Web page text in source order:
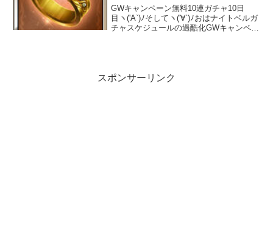
GWキャンペーン無料10連ガチャ10日
目ヽ('A`)ﾉそしてヽ('∀`)ﾉおはナイトベルガ
チャスケジュールの過酷化GWキャンペー
スポンサーリンク